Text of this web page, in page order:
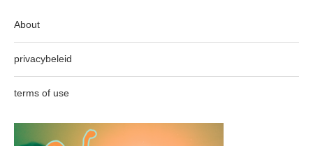
About
privacybeleid
terms of use